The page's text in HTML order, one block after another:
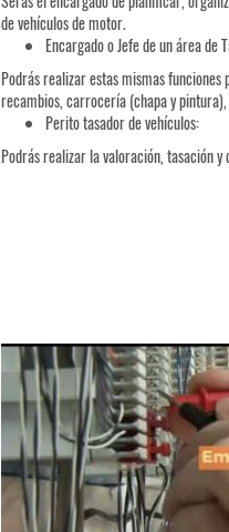
de vehículos de motor.
Encargado o Jefe de un área de
Podrás realizar estas mismas
recambios, carrocería (chapa y
Perito tasador de vehículos:
Podrás realizar la valoración, tasación